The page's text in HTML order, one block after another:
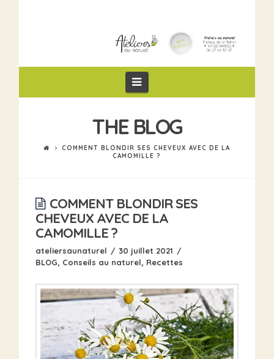
Navigation
THE BLOG
COMMENT BLONDIR SES CHEVEUX AVEC DE LA
CAMOMILLE ?
COMMENT BLONDIR SES
CHEVEUX AVEC DE LA
CAMOMILLE ?
ateliersaunaturel
30 juillet 2021
BLOG, Conseils au naturel, Recettes